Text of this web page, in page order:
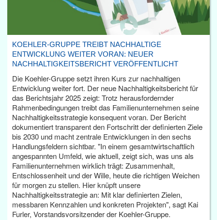
KOEHLER-GRUPPE TREIBT NACHHALTIGE
ENTWICKLUNG WEITER VORAN: NEUER
NACHHALTIGKEITSBERICHT VERÖFFENTLICHT
Die Koehler-Gruppe setzt ihren Kurs zur nachhaltigen
Entwicklung weiter fort. Der neue Nachhaltigkeitsbericht für
das Berichtsjahr 2025 zeigt: Trotz herausfordernder
Rahmenbedingungen treibt das Familienunternehmen seine
Nachhaltigkeitsstrategie konsequent voran. Der Bericht
dokumentiert transparent den Fortschritt der definierten Ziele
bis 2030 und macht zentrale Entwicklungen in den sechs
Handlungsfeldern sichtbar. "In einem gesamtwirtschaftlich
angespannten Umfeld, wie aktuell, zeigt sich, was uns als
Familienunternehmen wirklich trägt: Zusammenhalt,
Entschlossenheit und der Wille, heute die richtigen Weichen
für morgen zu stellen. Hier knüpft unsere
Nachhaltigkeitsstrategie an: Mit klar definierten Zielen,
messbaren Kennzahlen und konkreten Projekten", sagt Kai
Furler, Vorstandsvorsitzender der Koehler-Gruppe.